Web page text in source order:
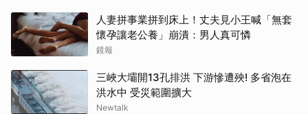
人妻拼事業拼到床上！丈夫見小王喊「無套
懷孕讓老公養」崩潰：男人真可憐
鏡報
三峽大壩開13孔排洪 下游慘遭殃! 多省泡在
洪水中 受災範圍擴大
Newtalk